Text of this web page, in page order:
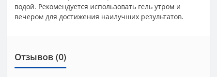
водой. Рекомендуется использовать гель утром и
вечером для достижения наилучших результатов.
Отзывов (0)